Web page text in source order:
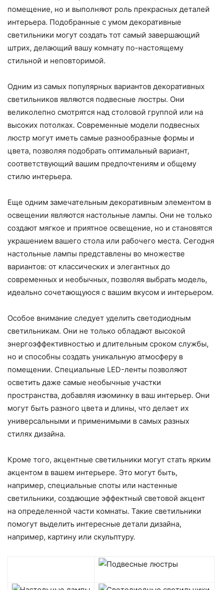
помещение, но и выполняют роль прекрасных деталей
интерьера. Подобранные с умом декоративные
светильники могут создать тот самый завершающий
штрих, делающий вашу комнату по-настоящему
стильной и неповторимой.
Одним из самых популярных вариантов декоративных
светильников являются подвесные люстры. Они
великолепно смотрятся над столовой группой или на
высоких потолках. Современные модели подвесных
люстр могут иметь самые разнообразные формы и
цвета, позволяя подобрать оптимальный вариант,
соответствующий вашим предпочтениям и общему
стилю интерьера.
Еще одним замечательным декоративным элементом в
освещении являются настольные лампы. Они не только
создают мягкое и приятное освещение, но и становятся
украшением вашего стола или рабочего места. Сегодня
настольные лампы представлены во множестве
вариантов: от классических и элегантных до
современных и необычных, позволяя выбрать модель,
идеально сочетающуюся с вашим вкусом и интерьером.
Особое внимание следует уделить светодиодным
светильникам. Они не только обладают высокой
энергоэффективностью и длительным сроком службы,
но и способны создать уникальную атмосферу в
помещении. Специальные LED-ленты позволяют
осветить даже самые необычные участки
пространства, добавляя изюминку в ваш интерьер. Они
могут быть разного цвета и длины, что делает их
универсальными и применимыми в самых разных
стилях дизайна.
Кроме того, акцентные светильники могут стать ярким
акцентом в вашем интерьере. Это могут быть,
например, специальные споты или настенные
светильники, создающие эффектный световой акцент
на определенной части комнаты. Такие светильники
помогут выделить интересные детали дизайна,
например, картину или скульптуру.